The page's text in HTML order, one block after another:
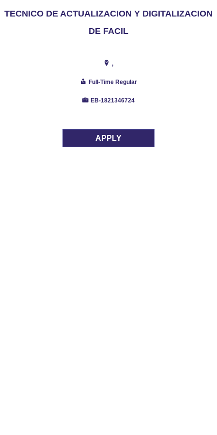
TECNICO DE ACTUALIZACION Y DIGITALIZACION
DE FACIL
,
Full-Time Regular
EB-1821346724
APPLY